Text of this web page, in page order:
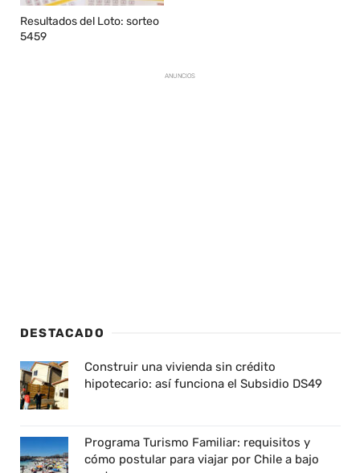
Resultados del Loto: sorteo
5459
ANUNCIOS
DESTACADO
Construir una vivienda sin crédito
hipotecario: así funciona el Subsidio DS49
Programa Turismo Familiar: requisitos y
cómo postular para viajar por Chile a bajo